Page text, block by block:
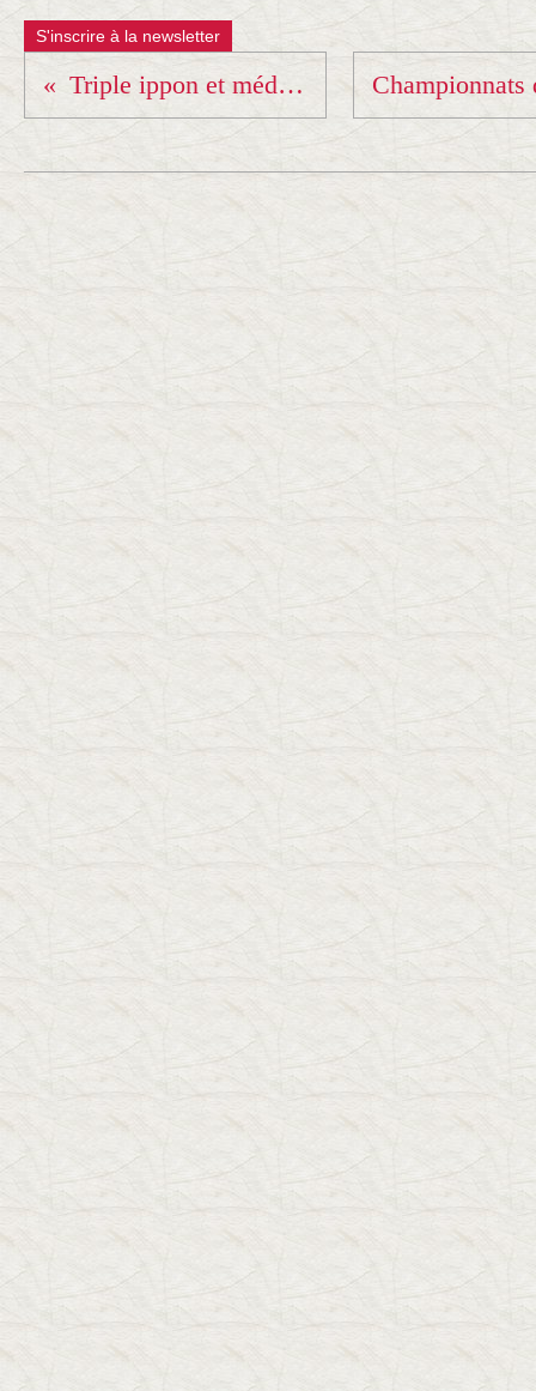
S'inscrire à la newsletter
Triple ippon et médaille d'Or pour Luca !!!